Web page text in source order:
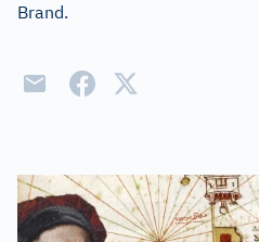
Brand.